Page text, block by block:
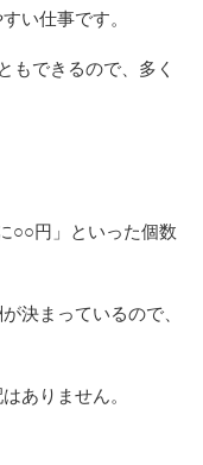
い仕事です。
もできるので、多く
○○円」といった個数
決まっているので、
ありません。